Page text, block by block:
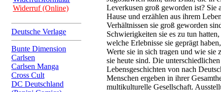
Widerruf (Online)
Deutsche Verlage
Bunte Dimension
Carlsen
Carlsen Manga
Cross Cult
DC Deutschland
Leverkusen groß geworden ist?
Hause und erzählen aus ihrem
Verhältnissen sie groß geworden
Schwierigkeiten sie es zu tun
welche Erlebnisse sie geprägt
Werte sie in sich tragen und wie sie
sie heute sind. Die
Lebensgeschichten von nach
Menschen ergeben in ihrer
multikulturelle Gesellschaft.